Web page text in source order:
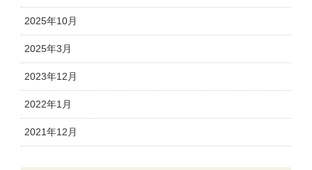
2025年10月
2025年3月
2023年12月
2022年1月
2021年12月